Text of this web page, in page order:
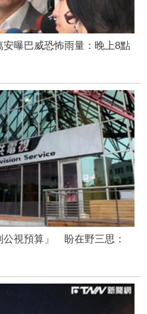
曝巴威恐怖雨量：晚上8點
公視預算」 盼在野三思：